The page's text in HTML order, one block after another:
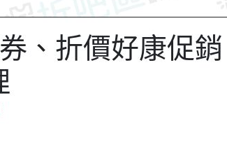
、折價好康促銷